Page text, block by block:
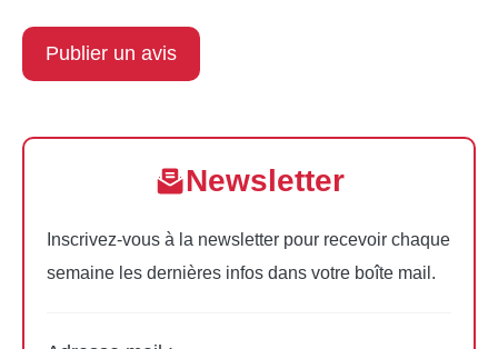
Newsletter
Inscrivez-vous à la newsletter pour recevoir chaque
semaine les dernières infos dans votre boîte mail.